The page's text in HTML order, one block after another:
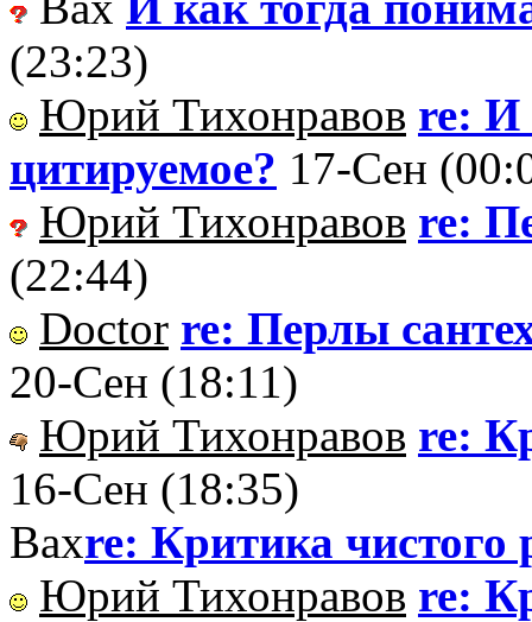
(23:23)
Юрий Тихонравов re: И
цитируемое? 17-Сен
Юрий Тихонравов re:
(22:44)
Doctor re: Перлы
20-Сен (18:11)
Юрий Тихонравов re:
16-Сен (18:35)
Вахre: Критика чистого
Юрий Тихонравов re: